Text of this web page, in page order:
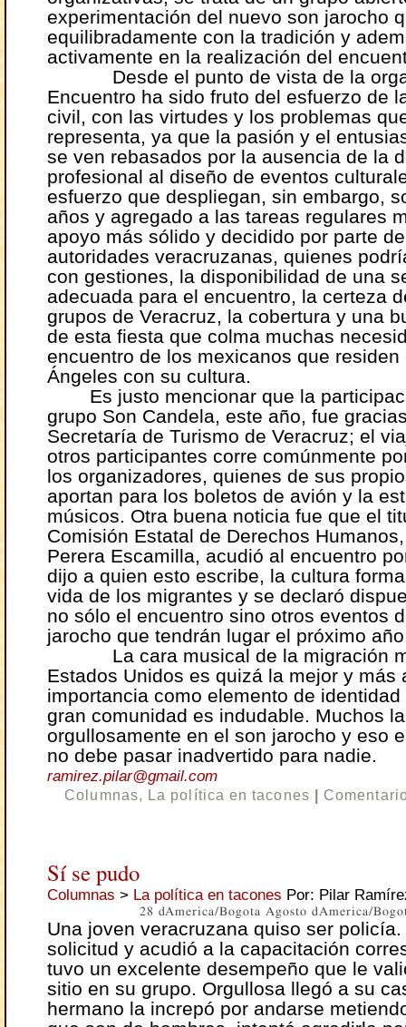
experimentación del nuevo son jarocho
equilibradamente con la tradición y
activamente en la realización del
Desde el punto de vista de la
Encuentro ha sido fruto del esfuerzo de
civil, con las virtudes y los problemas
representa, ya que la pasión y el
se ven rebasados por la ausencia de la
profesional al diseño de eventos
esfuerzo que despliegan, sin embargo,
años y agregado a las tareas regulares
apoyo más sólido y decidido por parte
autoridades veracruzanas, quienes
con gestiones, la disponibilidad de una
adecuada para el encuentro, la certeza
grupos de Veracruz, la cobertura y una
de esta fiesta que colma muchas
encuentro de los mexicanos que residen
Ángeles con su cultura.
Es justo mencionar que la
grupo Son Candela, este año, fue
Secretaría de Turismo de Veracruz; el
otros participantes corre comúnmente
los organizadores, quienes de sus
aportan para los boletos de avión y la
músicos. Otra buena noticia fue que el
Comisión Estatal de Derechos
Perera Escamilla, acudió al encuentro
dijo a quien esto escribe, la cultura
vida de los migrantes y se declaró
no sólo el encuentro sino otros eventos
jarocho que tendrán lugar el próximo
La cara musical de la migración
Estados Unidos es quizá la mejor y más
importancia como elemento de identidad
gran comunidad es indudable. Muchos
orgullosamente en el son jarocho y eso
no debe pasar inadvertido para nadie.
ramirez.pilar@gmail.com
Columnas, La política en tacones
Sí se pudo
Columnas > La política en tacones Por: Pilar
28 dAmerica/Bogota Agosto dAmerica/
Una joven veracruzana quiso ser
solicitud y acudió a la capacitación
tuvo un excelente desempeño que le
sitio en su grupo. Orgullosa llegó a su
hermano la increpó por andarse